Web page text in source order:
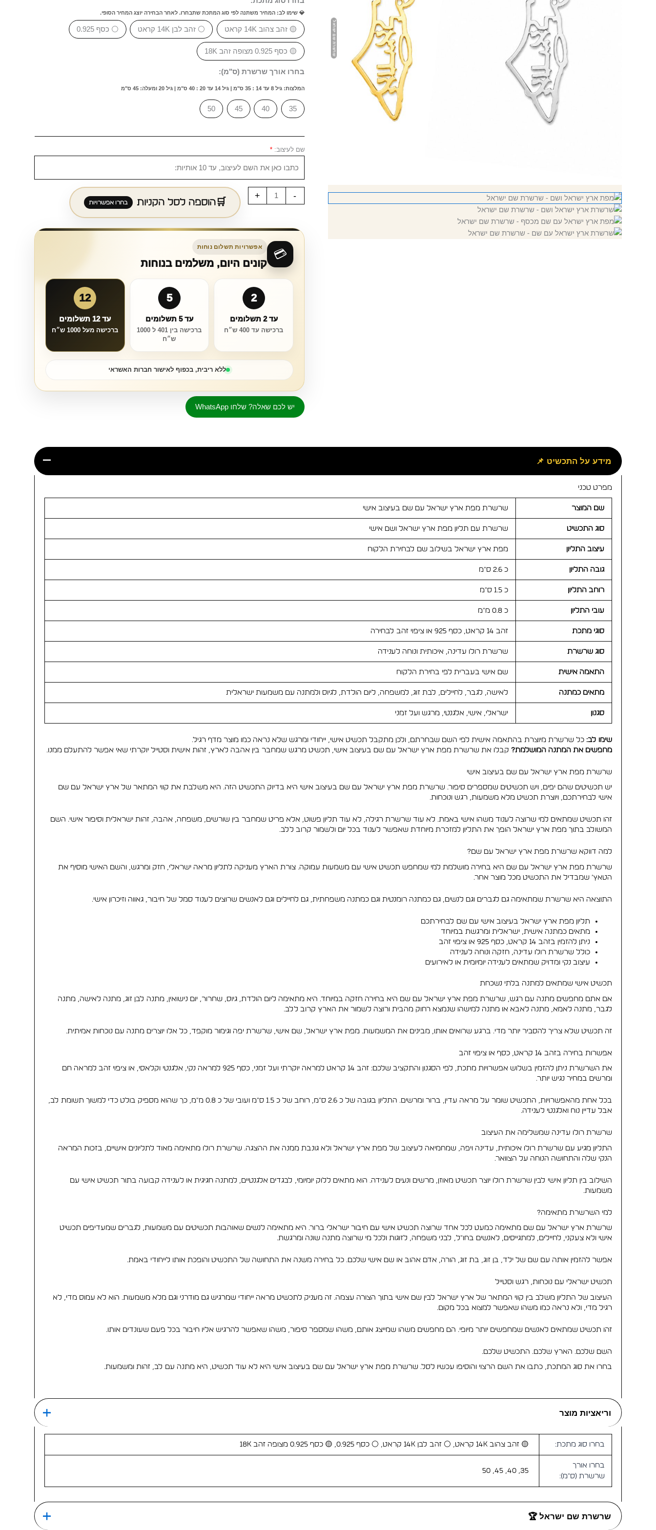
💎 שימו לב: המחיר משתנה לפי סוג המתכת שתבחרו. לאחר הבחירה יוצג המחיר הסופי.
🟡 זהב צהוב 14K קראט ⚪ זהב לבן 14K קראט ⚪ כסף 0.925
🟡 כסף 0.925 מצופה זהב 18K
בחרו אורך שרשרת (ס"מ):
המלצות: גיל 8 עד 14 : 35 ס"מ | גיל 14 עד 20 : 40 ס"מ | גיל 20 ומעלה: 45 ס"מ
35
40
45
50
שם לעיצוב: *
-
+
הוספה לסל הקניות
💳
אפשרויות תשלום נוחות
קונים היום, משלמים בנוחות
2
עד 2 תשלומים
ברכישה עד 400 ש״ח
5
עד 5 תשלומים
ברכישה בין 401 ל 1000
ש״ח
12
עד 12 תשלומים
ברכישה מעל 1000 ש״ח
ללא ריבית, בכפוף לאישור חברות האשראי
יש לכם שאלה? שלחו WhatsApp
מידע על התכשיט 📌
מפרט טכני
שם המוצר שרשרת מפת ארץ ישראל עם שם בעיצוב אישי
סוג התכשיט שרשרת עם תליון מפת ארץ ישראל ושם אישי
עיצוב התליון מפת ארץ ישראל בשילוב שם לבחירת הלקוח
גובה התליון כ 2.6 ס״מ
רוחב התליון כ 1.5 ס״מ
עובי התליון כ 0.8 מ״מ
סוגי מתכת זהב 14 קראט, כסף 925 או ציפוי זהב לבחירה
סוג שרשרת שרשרת רולו עדינה, איכותית ונוחה לענידה
התאמה אישית שם אישי בעברית לפי בחירת הלקוח
מתאים כמתנה לאישה, לגבר, לחיילים, לבת זוג, למשפחה, ליום הולדת, לגיוס ולמתנה עם משמעות ישראלית
סגנון ישראלי, אישי, אלגנטי, מרגש ועל זמני
שימו לב: כל שרשרת מיוצרת בהתאמה אישית לפי השם שבחרתם, ולכן מתקבל תכשיט אישי, ייחודי ומרגש שלא נראה כמו מוצר מדף רגיל.
מחפשים את המתנה המושלמת? קבלו את שרשרת מפת ארץ ישראל עם שם בעיצוב אישי, תכשיט מרגש שמחבר בין אהבה לארץ, זהות אישית וסטייל יוקרתי שאי אפשר להתעלם ממנו.
שרשרת מפת ארץ ישראל עם שם בעיצוב אישי
יש תכשיטים שהם יפים, ויש תכשיטים שמספרים סיפור. שרשרת מפת ארץ ישראל עם שם בעיצוב אישי היא בדיוק התכשיט הזה. היא משלבת את קווי המתאר של ארץ ישראל עם שם
אישי לבחירתכם, ויוצרת תכשיט מלא משמעות, רגש ונוכחות.
זהו תכשיט שמתאים למי שרוצה לענוד משהו אישי באמת. לא עוד שרשרת רגילה, לא עוד תליון פשוט, אלא פריט שמחבר בין שורשים, משפחה, אהבה, זהות ישראלית וסיפור אישי. השם
המשולב בתוך מפת ארץ ישראל הופך את התליון למזכרת מיוחדת שאפשר לענוד בכל יום ולשמור קרוב ללב.
למה דווקא שרשרת מפת ארץ ישראל עם שם?
שרשרת מפת ארץ ישראל עם שם היא בחירה מושלמת למי שמחפש תכשיט אישי עם משמעות עמוקה. צורת הארץ מעניקה לתליון מראה ישראלי, חזק ומרגש, והשם האישי מוסיף את
הטאץ׳ שמבדיל את התכשיט מכל מוצר אחר.
התוצאה היא שרשרת שמתאימה גם לגברים וגם לנשים, גם כמתנה רומנטית וגם כמתנה משפחתית, גם לחיילים וגם לאנשים שרוצים לענוד סמל של חיבור, גאווה וזיכרון אישי.
תליון מפת ארץ ישראל בעיצוב אישי עם שם לבחירתכם
מתאים כמתנה אישית, ישראלית ומרגשת במיוחד
ניתן להזמין בזהב 14 קראט, כסף 925 או ציפוי זהב
כולל שרשרת רולו עדינה, חזקה ונוחה לענידה
עיצוב נקי ומדויק שמתאים לענידה יומיומית או לאירועים
תכשיט אישי שמתאים למתנה בלתי נשכחת
אם אתם מחפשים מתנה עם רגש, שרשרת מפת ארץ ישראל עם שם היא בחירה חזקה במיוחד. היא מתאימה ליום הולדת, גיוס, שחרור, יום נישואין, מתנה לבן זוג, מתנה לאישה, מתנה
לגבר, מתנה לאמא, מתנה לאבא או מתנה למישהו שנמצא רחוק מהבית ורוצה לשמור את הארץ קרוב ללב.
זה תכשיט שלא צריך להסביר יותר מדי. ברגע שרואים אותו, מבינים את המשמעות. מפת ארץ ישראל, שם אישי, שרשרת יפה וגימור מוקפד, כל אלו יוצרים מתנה עם נוכחות אמיתית.
אפשרות בחירה בזהב 14 קראט, כסף או ציפוי זהב
את השרשרת ניתן להזמין בשלוש אפשרויות מתכת, לפי הסגנון והתקציב שלכם: זהב 14 קראט למראה יוקרתי ועל זמני, כסף 925 למראה נקי, אלגנטי וקלאסי, או ציפוי זהב למראה חם
ומרשים במחיר נגיש יותר.
בכל אחת מהאפשרויות, התכשיט שומר על מראה עדין, ברור ומרשים. התליון בגובה של כ 2.6 ס״מ, רוחב של כ 1.5 ס״מ ועובי של כ 0.8 מ״מ, כך שהוא מספיק בולט כדי למשוך תשומת לב,
אבל עדיין נוח ואלגנטי לענידה.
שרשרת רולו עדינה שמשלימה את העיצוב
התליון מגיע עם שרשרת רולו איכותית, עדינה ויפה, שמחמיאה לעיצוב של מפת ארץ ישראל ולא גונבת ממנה את ההצגה. שרשרת רולו מתאימה מאוד לתליונים אישיים, בזכות המראה
הנקי שלה והתחושה הנוחה על הצוואר.
השילוב בין תליון אישי לבין שרשרת רולו יוצר תכשיט מאוזן, מרשים ונעים לענידה. הוא מתאים ללוק יומיומי, לבגדים אלגנטיים, למתנה חגיגית או לענידה קבועה בתור תכשיט אישי עם
משמעות.
למי השרשרת מתאימה?
שרשרת ארץ ישראל עם שם מתאימה כמעט לכל אחד שרוצה תכשיט אישי עם חיבור ישראלי ברור. היא מתאימה לנשים שאוהבות תכשיטים עם משמעות, לגברים שמעדיפים תכשיט
אישי ולא צעקני, לחיילים, למתגייסים, לאנשים בחו״ל, לבני משפחה, לזוגות ולכל מי שרוצה מתנה שונה ומרגשת.
אפשר להזמין אותה עם שם של ילד, בן זוג, בת זוג, הורה, אדם אהוב או שם אישי שלכם. כל בחירה משנה את התחושה של התכשיט והופכת אותו לייחודי באמת.
תכשיט ישראלי עם נוכחות, רגש וסטייל
העיצוב של התליון משלב בין קווי המתאר של ארץ ישראל לבין שם אישי בתוך הצורה עצמה. זה מעניק לתכשיט מראה ייחודי שמרגיש גם מודרני וגם מלא משמעות. הוא לא עמוס מדי, לא
רגיל מדי, ולא נראה כמו משהו שאפשר למצוא בכל מקום.
זהו תכשיט שמתאים לאנשים שמחפשים יותר מיופי. הם מחפשים משהו שמייצג אותם, משהו שמספר סיפור, משהו שאפשר להרגיש אליו חיבור בכל פעם שעונדים אותו.
השם שלכם. הארץ שלכם. התכשיט שלכם.
בחרו את סוג המתכת, כתבו את השם הרצוי והוסיפו עכשיו לסל. שרשרת מפת ארץ ישראל עם שם בעיצוב אישי היא לא עוד תכשיט, היא מתנה עם לב, זהות ומשמעות.
וריאציות מוצר
בחרו סוג מתכת: 🟡 זהב צהוב 14K קראט, ⚪ זהב לבן 14K קראט, ⚪ כסף 0.925, 🟡 כסף 0.925 מצופה זהב 18K
בחרו אורך
שרשרת (ס"מ):
35, 40, 45, 50
שרשרת שם ישראל 🏆